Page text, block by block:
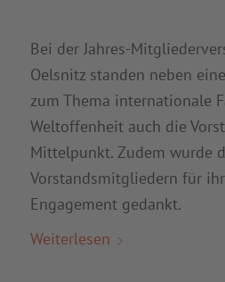
Bei der Jahres-
Oelsnitz standen neben
zum Thema internationale
Weltoffenheit auch die
Mittelpunkt. Zudem wurde
Vorstandsmitgliedern für
Engagement gedankt.
Weiterlesen